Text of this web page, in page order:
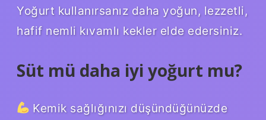
Yoğurt kullanırsanız daha yoğun, lezzetli,
hafif nemli kıvamlı kekler elde edersiniz.
Süt mü daha iyi yoğurt mu?
Kemik sağlığınızı düşündüğünüzde